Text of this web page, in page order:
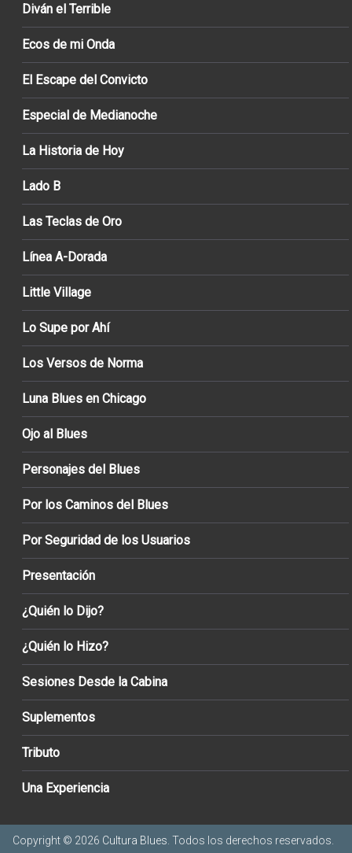
Diván el Terrible
Ecos de mi Onda
El Escape del Convicto
Especial de Medianoche
La Historia de Hoy
Lado B
Las Teclas de Oro
Línea A-Dorada
Little Village
Lo Supe por Ahí
Los Versos de Norma
Luna Blues en Chicago
Ojo al Blues
Personajes del Blues
Por los Caminos del Blues
Por Seguridad de los Usuarios
Presentación
¿Quién lo Dijo?
¿Quién lo Hizo?
Sesiones Desde la Cabina
Suplementos
Tributo
Una Experiencia
Copyright © 2026 Cultura Blues . Todos los derechos reservados.